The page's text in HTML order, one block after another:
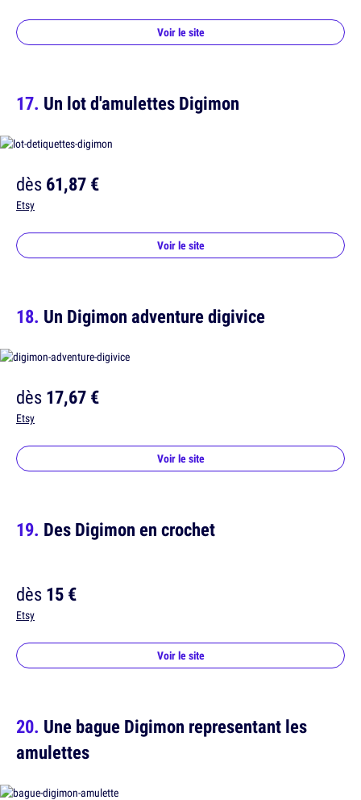
Voir le site
Un lot d'amulettes Digimon
dès61,87 €
Etsy
Voir le site
Un Digimon adventure digivice
dès17,67 €
Etsy
Voir le site
Des Digimon en crochet
dès15 €
Etsy
Voir le site
Une bague Digimon representant les
amulettes